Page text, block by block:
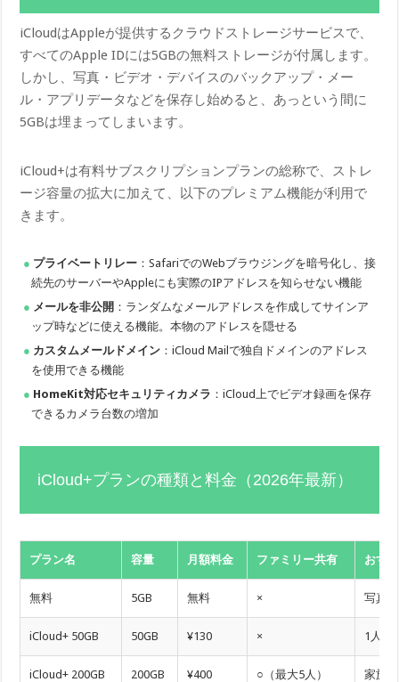
iCloudはAppleが提供するクラウドストレージサービスで、
すべてのApple IDには5GBの無料ストレージが付属します。
しかし、写真・ビデオ・デバイスのバックアップ・メー
ル・アプリデータなどを保存し始めると、あっという間に
5GBは埋まってしまいます。
iCloud+は有料サブスクリプションプランの総称で、ストレ
ージ容量の拡大に加えて、以下のプレミアム機能が利用で
きます。
プライベートリレー ：SafariでのWebブラウジングを暗号化し、接
続先のサーバーやAppleにも実際のIPアドレスを知らせない機能
メールを非公開 ：ランダムなメールアドレスを作成してサインア
ップ時などに使える機能。本物のアドレスを隠せる
カスタムメールドメイン ：iCloud Mailで独自ドメインのアドレス
を使用できる機能
HomeKit対応セキュリティカメラ ：iCloud上でビデオ録画を保存
できるカメラ台数の増加
iCloud+プランの種類と料金（2026年最新）
プラン名 容量 月額料金 ファミリー共有 おす
無料 5GB 無料 × 写真
iCloud+ 50GB 50GB ¥130 × 1人で
iCloud+ 200GB 200GB ¥400 ○（最大5人） 家族